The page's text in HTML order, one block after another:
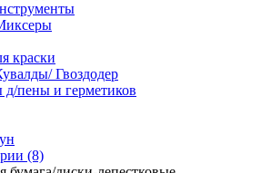
краски
Гвоздодер
д/пены и герметиков
(8)